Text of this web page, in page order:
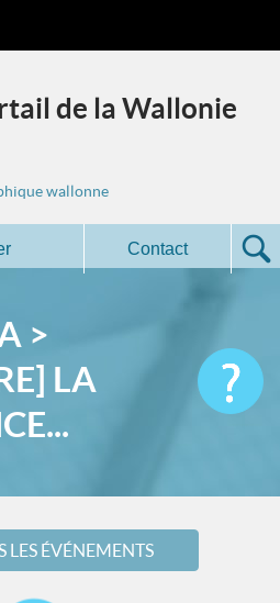
de la Wallonie
wallonne
Contact
>
LA
LES ÉVÉNEMENTS